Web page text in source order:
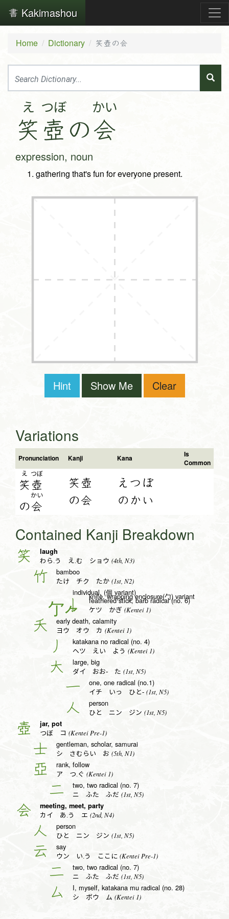
Kakimashou
Home Dictionary 笑壺の会
え
笑
つぼ
壺 の
かい
会
expression, noun
gathering that's fun for everyone present.
Hint Show Me Clear
Variations
Pronunciation Kanji Kana
Is
Common
え
笑
つぼ
壺
の
かい
会
笑壺
の会
えつぼ
のかい
Contained Kanji Breakdown
笑 laugh
わら.う え.む ショウ (4th, N3)
竹 bamboo
たけ チク たか (1st, N2)
individual, (個 variant)
knife, wrapping enclosure(勹) variant
亅 feathered stick, barb radical (no. 6)
ケツ かぎ (Kentei 1)
夭 early death, calamity
ヨウ オウ カ (Kentei 1)
丿 katakana no radical (no. 4)
ヘツ えい よう (Kentei 1)
大 large, big
ダイ おお- た (1st, N5)
一 one, one radical (no.1)
イチ いっ ひと- (1st, N5)
人 person
ひと ニン ジン (1st, N5)
壺 jar, pot
つぼ コ (Kentei Pre-1)
士 gentleman, scholar, samurai
シ さむらい お (5th, N1)
亞 rank, follow
ア つ.ぐ (Kentei 1)
二 two, two radical (no. 7)
ニ ふた ふだ (1st, N5)
会 meeting, meet, party
カイ あ.う エ (2nd, N4)
人 person
ひと ニン ジン (1st, N5)
云 say
ウン い.う ここに (Kentei Pre-1)
二 two, two radical (no. 7)
ニ ふた ふだ (1st, N5)
厶 I, myself, katakana mu radical (no. 28)
シ ボウ ム (Kentei 1)